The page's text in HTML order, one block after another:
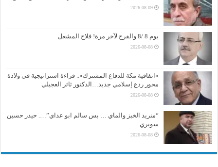
2026-08-09
يوم 8 /8 والفرح لآخر مرة! فلاح المشعل
2026-08-08
«اتفاقية مكة للدفاع المشترك».. قراءة استراتيجية في ولادة
محور ردع إسلامي جديد…الدكتور ثائر العجيلي
2026-08-08
“منريد الخبز والماي … بس سالم ابو عداي”…. حيدر حسين
سويري
2026-08-08